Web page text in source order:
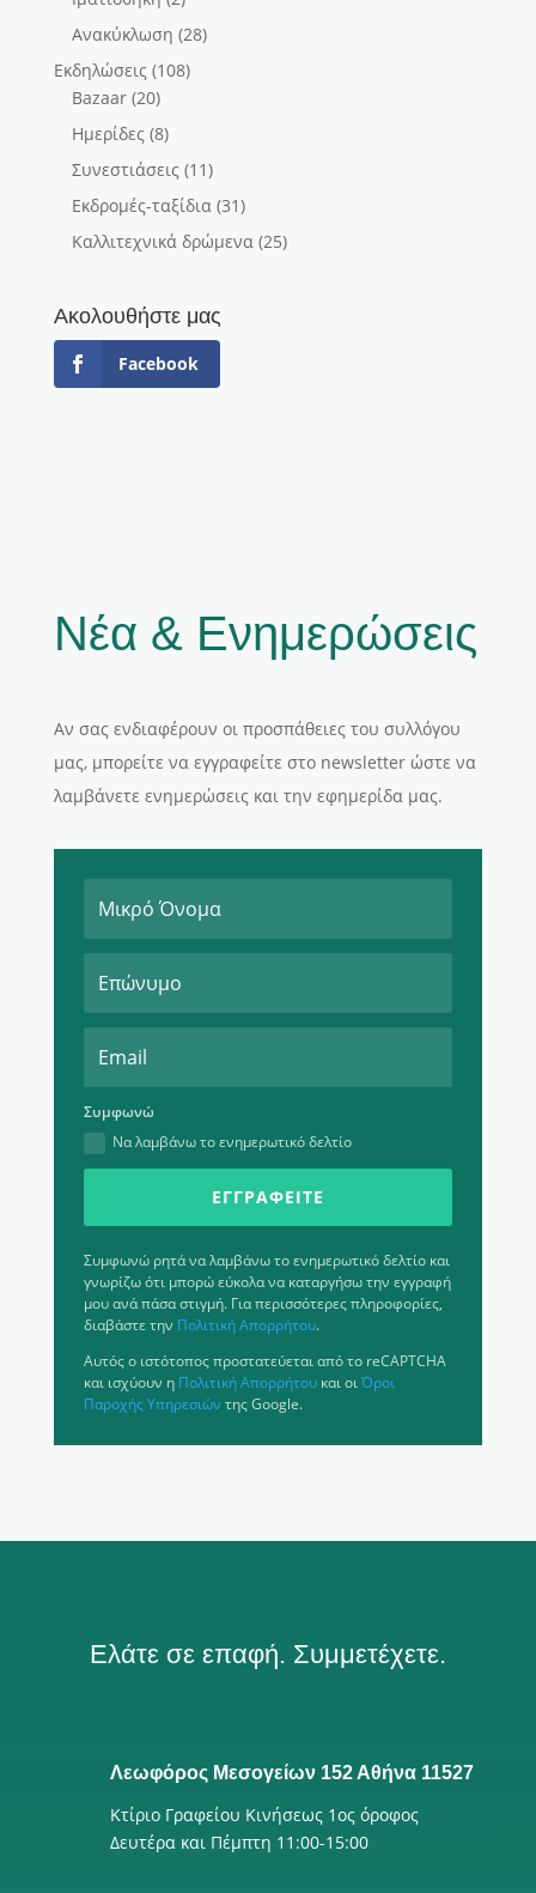
Ανακύκλωση (28)
Εκδηλώσεις(108)
Bazaar(20)
Ημερίδες(8)
Συνεστιάσεις(11)
Εκδρομές-ταξίδια(31)
Καλλιτεχνικά δρώμενα(25)
Ακολουθήστε μας
Facebook
Νέα & Ενημερώσεις
Αν σας ενδιαφέρουν οι προσπάθειες του συλλόγου
μας, μπορείτε να εγγραφείτε στο newsletter ώστε να
λαμβάνετε ενημερώσεις και την εφημερίδα μας.
Συμφωνώ
Να λαμβάνω το ενημερωτικό δελτίο
ΕΓΓΡΑΦΕΊΤΕ
Συμφωνώ ρητά να λαμβάνω το ενημερωτικό δελτίο και
γνωρίζω ότι μπορώ εύκολα να καταργήσω την εγγραφή
μου ανά πάσα στιγμή. Για περισσότερες πληροφορίες,
διαβάστε την Πολιτική Απορρήτου.
Αυτός ο ιστότοπος προστατεύεται από το reCAPTCHA
και ισχύουν η Πολιτική Απορρήτουκαι οιΌροι
Παροχής Υπηρεσιών της Google.
Ελάτε σε επαφή. Συμμετέχετε.
Λεωφόρος Μεσογείων 152 Αθήνα 11527
Κτίριο Γραφείου Κινήσεως 1ος όροφος
Δευτέρα και Πέμπτη 11:00-15:00